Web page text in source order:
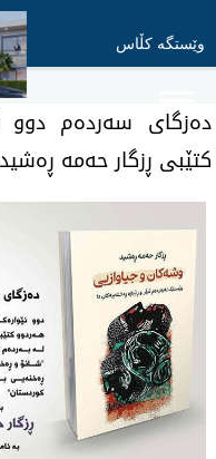
وێستگە کڵاس
ده‌زگای سه‌رده‌م دوو
كتێبی‌ ڕزگار حه‌مه‌